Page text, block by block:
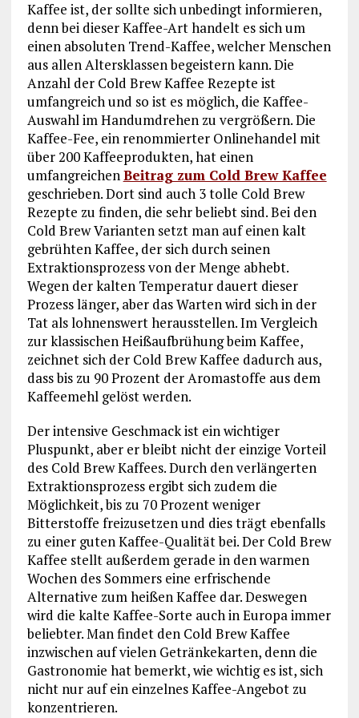
Kaffee ist, der sollte sich unbedingt informieren,
denn bei dieser Kaffee-Art handelt es sich um
einen absoluten Trend-Kaffee, welcher Menschen
aus allen Altersklassen begeistern kann. Die
Anzahl der Cold Brew Kaffee Rezepte ist
umfangreich und so ist es möglich, die Kaffee-
Auswahl im Handumdrehen zu vergrößern. Die
Kaffee-Fee, ein renommierter Onlinehandel mit
über 200 Kaffeeprodukten, hat einen
umfangreichenBeitrag zum Cold Brew Kaffee
geschrieben. Dort sind auch 3 tolle Cold Brew
Rezepte zu finden, die sehr beliebt sind. Bei den
Cold Brew Varianten setzt man auf einen kalt
gebrühten Kaffee, der sich durch seinen
Extraktionsprozess von der Menge abhebt.
Wegen der kalten Temperatur dauert dieser
Prozess länger, aber das Warten wird sich in der
Tat als lohnenswert herausstellen. Im Vergleich
zur klassischen Heißaufbrühung beim Kaffee,
zeichnet sich der Cold Brew Kaffee dadurch aus,
dass bis zu 90 Prozent der Aromastoffe aus dem
Kaffeemehl gelöst werden.
Der intensive Geschmack ist ein wichtiger
Pluspunkt, aber er bleibt nicht der einzige Vorteil
des Cold Brew Kaffees. Durch den verlängerten
Extraktionsprozess ergibt sich zudem die
Möglichkeit, bis zu 70 Prozent weniger
Bitterstoffe freizusetzen und dies trägt ebenfalls
zu einer guten Kaffee-Qualität bei. Der Cold Brew
Kaffee stellt außerdem gerade in den warmen
Wochen des Sommers eine erfrischende
Alternative zum heißen Kaffee dar. Deswegen
wird die kalte Kaffee-Sorte auch in Europa immer
beliebter. Man findet den Cold Brew Kaffee
inzwischen auf vielen Getränkekarten, denn die
Gastronomie hat bemerkt, wie wichtig es ist, sich
nicht nur auf ein einzelnes Kaffee-Angebot zu
konzentrieren.